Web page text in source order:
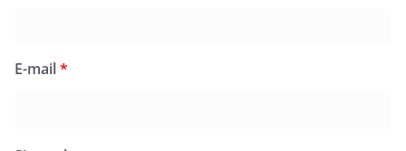
E-mail*